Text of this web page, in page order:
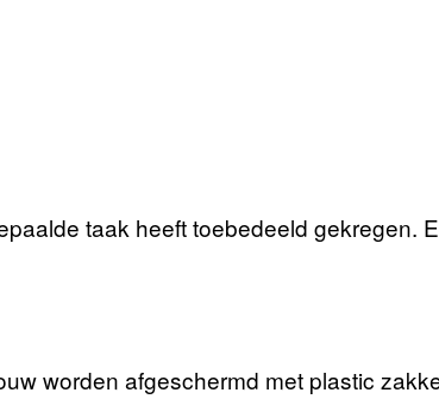
taak heeft toebedeeld gekregen.
worden afgeschermd met plastic